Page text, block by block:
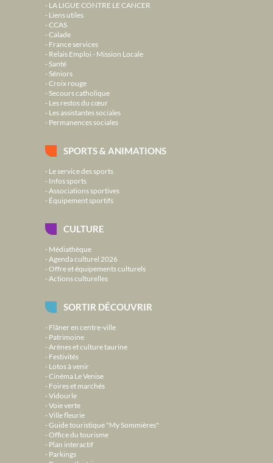
LA LIGUE CONTRE LE CANCER
Liens utiles
CCAS
Calade
France services
Relais Emploi - Mission Locale
Santé
Séniors
Croix rouge
Secours catholique
Les restos du cœur
Les assistantes sociales
Permanences sociales
SPORTS & ANIMATIONS
Le service des sports
Infos sports
Associations sportives
Équipement sportifs
CULTURE
Médiathèque
Agenda culturel 2026
Offre et équipements culturels
Actions culturelles
SORTIR DÉCOUVRIR
Flâner en centre-ville
Patrimoine
Arènes et culture taurine
Festivités
Lotos à venir
Cinéma Le Venise
Foires et marchés
Vidourle
Voie verte
Ville fleurie
Guide touristique "My Sommières"
Office du tourisme
Plan interactif
Parkings